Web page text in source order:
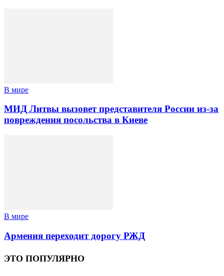
В мире
МИД Литвы вызовет представителя России из-за
повреждения посольства в Киеве
В мире
Армения переходит дорогу РЖД
ЭТО ПОПУЛЯРНО